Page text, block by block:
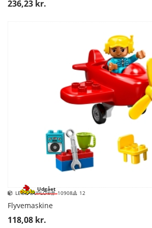
236,23 kr.
Udgået
LEGO DUPLO® 10908 12
Flyvemaskine
118,08 kr.